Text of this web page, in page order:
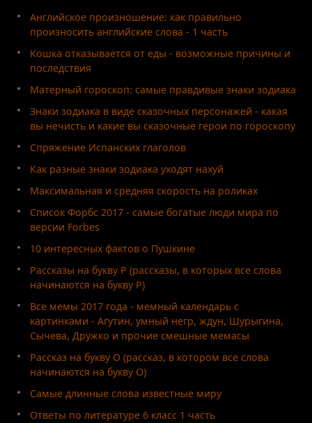
Английское произношение: как правильно
произносить английские слова - 1 часть
Кошка отказывается от еды - возможные причины и
последствия
Матерный гороскоп: самые правдивые знаки зодиака
Знаки зодиака в виде сказочных персонажей - какая
вы нечисть и какие вы сказочные герои по гороскопу
Спряжение Испанских глаголов
Как разные знаки зодиака уходят нахуй
Максимальная и средняя скорость на роликах
Список Форбс 2017 - самые богатые люди мира по
версии Forbes
10 интересных фактов о Пушкине
Рассказы на букву Р (рассказы, в которых все слова
начинаются на букву Р)
Все мемы 2017 года - мемный календарь с
картинками - Агутин, умный негр, ждун, Шурыгина,
Сычева, Дружко и прочие смешные мемасы
Рассказ на букву О (рассказ, в котором все слова
начинаются на букву О)
Самые длинные слова известные миру
Ответы по литературе 6 класс 1 часть